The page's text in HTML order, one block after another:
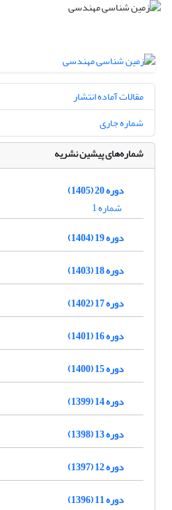
مقالات آماده انتشار
شماره جاری
شماره‌های پیشین نشریه
دوره 20 (1405)
شماره 1
دوره 19 (1404)
دوره 18 (1403)
دوره 17 (1402)
دوره 16 (1401)
دوره 15 (1400)
دوره 14 (1399)
دوره 13 (1398)
دوره 12 (1397)
دوره 11 (1396)